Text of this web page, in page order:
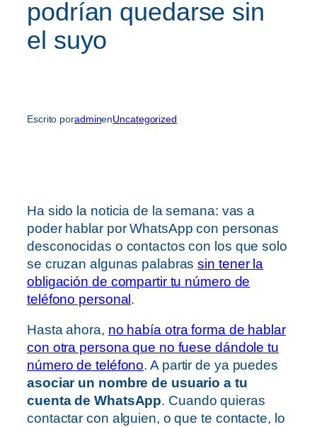
podrían quedarse sin
el suyo
Escrito poradminenUncategorized
Ha sido la noticia de la semana: vas a
poder hablar por WhatsApp con personas
desconocidas o contactos con los que solo
se cruzan algunas palabrassin tener la
obligación de compartir tu número de
teléfono personal .
Hasta ahora, no había otra forma de hablar
con otra persona que no fuese dándole tu
número de teléfono. A partir de ya puedes
asociar un nombre de usuario a tu
cuenta de WhatsApp. Cuando quieras
contactar con alguien, o que te contacte, lo